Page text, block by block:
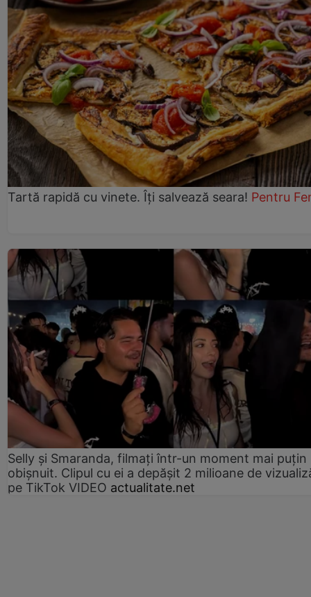
Tartă rapidă cu vinete. Îți salvează seara! Pentru
Selly și Smaranda, filmați într-un moment mai puțin
obișnuit. Clipul cu ei a depășit 2 milioane de
pe TikTok VIDEO actualitate.net